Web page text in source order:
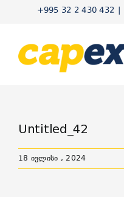
content
+995 32 2 430 432
Untitled_42
18 ივლისი , 2024